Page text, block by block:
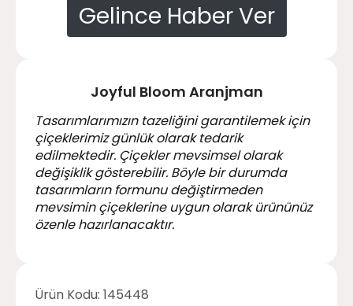
Gelince Haber Ver
Joyful Bloom Aranjman
Tasarımlarımızın tazeliğini garantilemek için
çiçeklerimiz günlük olarak tedarik
edilmektedir. Çiçekler mevsimsel olarak
değişiklik gösterebilir. Böyle bir durumda
tasarımların formunu değiştirmeden
mevsimin çiçeklerine uygun olarak ürününüz
özenle hazırlanacaktır.
Ürün Kodu: 145448